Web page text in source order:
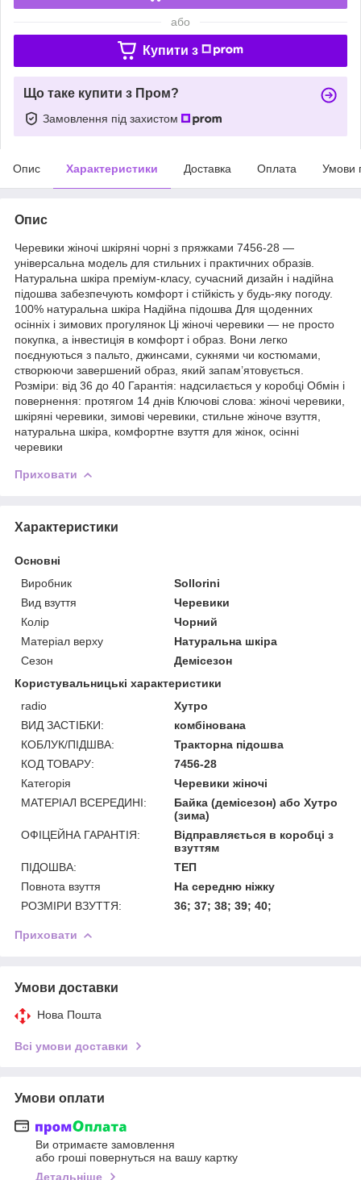
або
Купити з
Що таке купити з Пром?
Замовлення під захистом
Опис Характеристики Доставка Оплата Умови
Опис
Черевики жіночі шкіряні чорні з пряжками 7456-28 —
універсальна модель для стильних і практичних образів.
Натуральна шкіра преміум-класу, сучасний дизайн і надійна
підошва забезпечують комфорт і стійкість у будь-яку погоду.
100% натуральна шкіра Надійна підошва Для щоденних
осінніх і зимових прогулянок Ці жіночі черевики — не просто
покупка, а інвестиція в комфорт і образ. Вони легко
поєднуються з пальто, джинсами, сукнями чи костюмами,
створюючи завершений образ, який запам’ятовується.
Розміри: від 36 до 40 Гарантія: надсилається у коробці Обмін і
повернення: протягом 14 днів Ключові слова: жіночі черевики,
шкіряні черевики, зимові черевики, стильне жіноче взуття,
натуральна шкіра, комфортне взуття для жінок, осінні
черевики
Приховати
Характеристики
Основні
Виробник
Sollorini
Вид взуття
Черевики
Колір
Чорний
Матеріал верху
Натуральна шкіра
Сезон
Демісезон
Користувальницькі характеристики
radio
Хутро
ВИД ЗАСТІБКИ:
комбінована
КОБЛУК/ПІДШВА:
Тракторна підошва
КОД ТОВАРУ:
7456-28
Категорія
Черевики жіночі
МАТЕРІАЛ ВСЕРЕДИНІ:
Байка (демісезон) або Хутро
(зима)
ОФІЦЕЙНА ГАРАНТІЯ:
Відправляється в коробці з
взуттям
ПІДОШВА:
ТЕП
Повнота взуття
На середню нiжку
РОЗМІРИ ВЗУТТЯ:
36; 37; 38; 39; 40;
Приховати
Умови доставки
Нова Пошта
Всі умови доставки
Умови оплати
Ви отримаєте замовлення
або гроші повернуться на вашу картку
Детальніше